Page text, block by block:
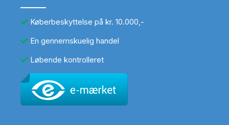
Køberbeskyttelse på kr. 10.000,-
En gennemskuelig handel
Løbende kontrolleret